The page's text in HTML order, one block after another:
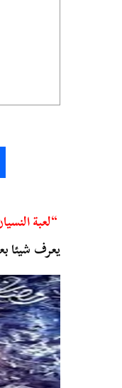
“لعبة
يعرف شيئا